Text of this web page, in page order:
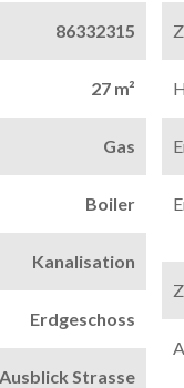
86332315
27 m²
Gas
Boiler
Kanalisation
Erdgeschoss
Ausblick Strasse